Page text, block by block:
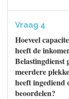
Vraag 4
Hoeveel
heeft de
Belastingdienst
meerdere
heeft
beoordelen?